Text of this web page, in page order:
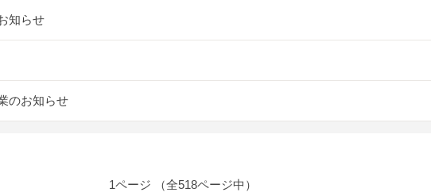
知らせ
のお知らせ
1ページ （全518ページ中）